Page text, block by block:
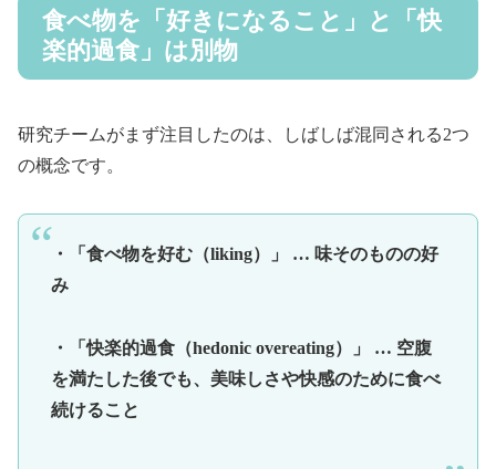
食べ物を「好きになること」と「快
楽的過食」は別物
研究チームがまず注目したのは、しばしば混同される2つ
の概念です。
・「食べ物を好む（liking）」 … 味そのものの好
み
・「快楽的過食（hedonic overeating）」 … 空腹
を満たした後でも、美味しさや快感のために食べ
続けること